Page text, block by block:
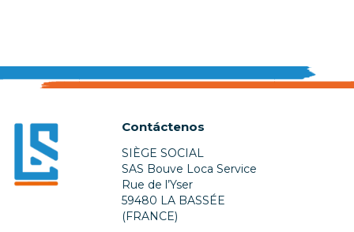
Contáctenos
SIÈGE SOCIAL
SAS Bouve Loca Service
Rue de l’Yser
59480 LA BASSÉE
(FRANCE)